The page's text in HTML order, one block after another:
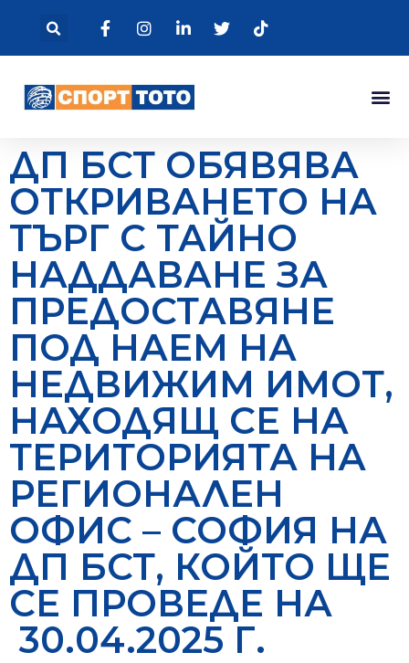
ДП БСТ ОБЯВЯВА
ОТКРИВАНЕТО НА
ТЪРГ С ТАЙНО
НАДДАВАНЕ ЗА
ПРЕДОСТАВЯНЕ
ПОД НАЕМ НА
НЕДВИЖИМ ИМОТ,
НАХОДЯЩ СЕ НА
ТЕРИТОРИЯТА НА
РЕГИОНАЛЕН
ОФИС – СОФИЯ НА
ДП БСТ, КОЙТО ЩЕ
СЕ ПРОВЕДЕ НА
30.04.2025 Г.